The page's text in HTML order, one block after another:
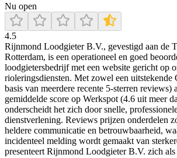
Nu open
4.5
Rijnmond Loodgieter B.V., gevestigd aan de
Rotterdam, is een operationeel en goed
loodgietersbedrijf met een website gericht op
rioleringsdiensten. Met zowel een uitstekende
basis van meerdere recente 5-sterren reviews)
gemiddelde score op Werkspot (4.6 uit meer
onderscheidt het zich door snelle,
dienstverlening. Reviews prijzen onderdelen
heldere communicatie en betrouwbaarheid,
incidenteel melding wordt gemaakt van
presenteert Rijnmond Loodgieter B.V. zich als